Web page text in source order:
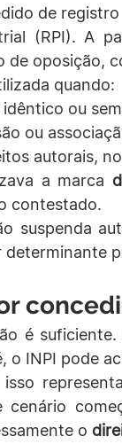
de
(RPI). A
de oposição,
quando:
ou
ou
autorais,
a marca
contestado.
suspenda
determinante
é
o INPI pode
cenário
o